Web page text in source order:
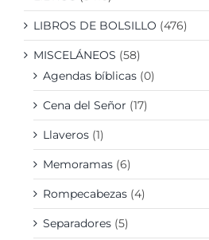
LIBROS DE BOLSILLO (476)
MISCELÁNEOS (58)
Agendas bíblicas (0)
Cena del Señor (17)
Llaveros (1)
Memoramas (6)
Rompecabezas (4)
Separadores (5)